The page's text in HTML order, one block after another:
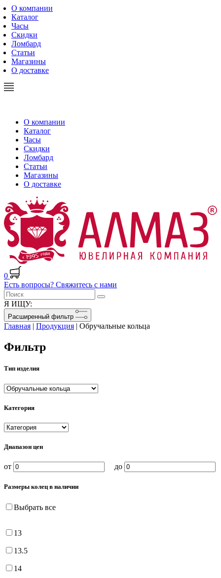
О компании
Каталог
Часы
Скидки
Ломбард
Статьи
Магазины
О доставке
О компании
Каталог
Часы
Скидки
Ломбард
Статьи
Магазины
О доставке
0
Есть вопросы? Свяжитесь с нами
Я ИЩУ:
Расширенный фильтр
Главная | Продукция | Обручальные кольца
Фильтр
Тип изделия
Категория
Диапазон цен
от до
Размеры колец в наличии
Выбрать все
13
13.5
14